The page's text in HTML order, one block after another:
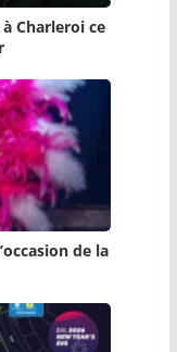
Charleroi ce
de la